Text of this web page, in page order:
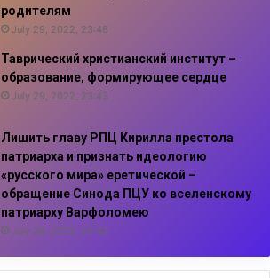
родителям
July 29, 2022, 23:48
Таврический христианский институт –
образование, формирующее сердце
July 29, 2022, 23:43
Лишить главу РПЦ Кирилла престола
патриарха и признать идеологию
«русского мира» еретической –
обращение Синода ПЦУ ко вселенскому
патриарху Варфоломею
July 29, 2022, 23:42